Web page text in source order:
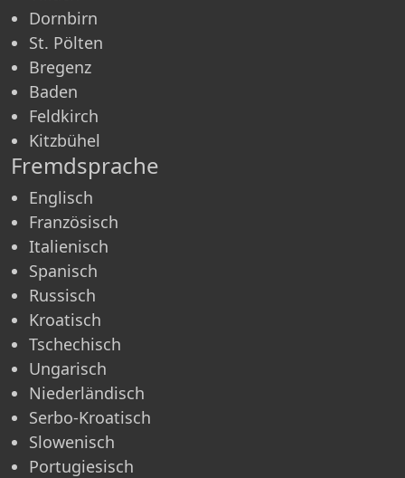
Dornbirn
St. Pölten
Bregenz
Baden
Feldkirch
Kitzbühel
Fremdsprache
Englisch
Französisch
Italienisch
Spanisch
Russisch
Kroatisch
Tschechisch
Ungarisch
Niederländisch
Serbo-Kroatisch
Slowenisch
Portugiesisch